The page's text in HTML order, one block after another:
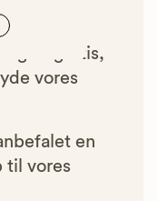
er gratis,
vores
en
til vores